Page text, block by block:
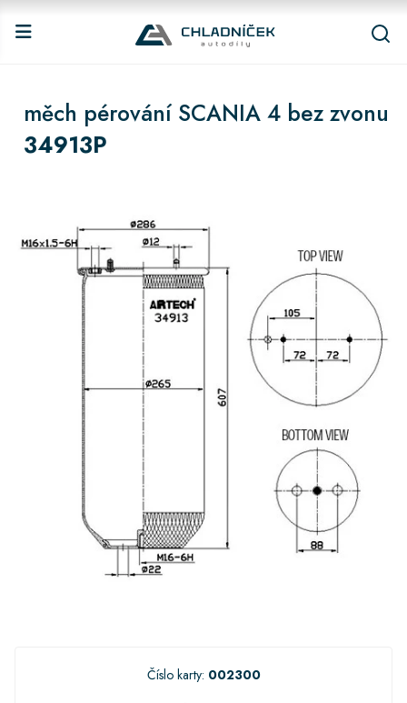
měch pérování SCANIA 4 bez zvonu
34913P
Číslo karty: 002300